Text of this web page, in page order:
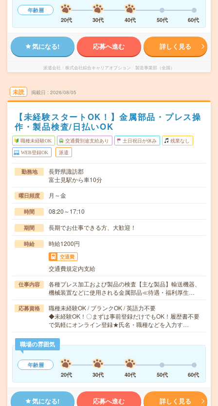
年齢層
20代
30代 40代 50代 60代
気になる! 応募へ進む 詳しく見る
派遣会社 株式会社綜合キャリアオプション 製造事業部（全国）
未読 掲載日 2026/08/05
【未経験スタートOK！】金属部品・プレス操
作・製品検査/日払いOK
職種未経験OK 交通費別途支給あり 土日祝日が休み 残業なし
WEB登録OK 派遣
勤務地
長野県諏訪郡
富士見駅から車10分
曜日頻度 月～金
時間 08:20～17:10
期間 長期でお仕事できる方、大歓迎！
時給 時給1200円
交通費
交通費規定内支給
仕事内容
各種プレス加工および製品の検査【主な製品】輸送機器、
機械装置などに使用される金属部品≪待遇・福利厚生…
応募資格
職種未経験OK / ブランクOK / 英語力不要
◆未経験OK！〇まずは事前登録だけでもOK！履歴書不要
で気軽にオンライン登録★氏名・職種などを入力す…
職場の雰囲気
年齢層
20代
30代 40代 50代 60代
気になる! 応募へ進む 詳しく見る